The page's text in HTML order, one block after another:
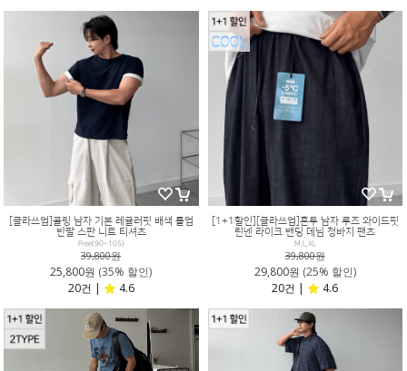
[클라쓰업]콜링 남자 기본 레귤러핏 배색 롤업
반팔 스판 니트 티셔츠
Free(90~105)
39,800원
25,800원 (35% 할인)
20건 |
4.6
[1+1할인][클라쓰업]혼투 남자 루즈 와이드핏
린넨 라이크 밴딩 데님 청바지 팬츠
M,L,XL
39,800원
29,800원 (25% 할인)
20건 |
4.6